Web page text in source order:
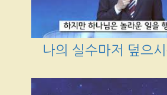
나의 실수마저 덮으